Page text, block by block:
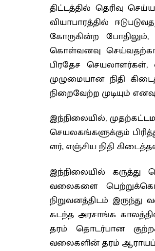
திட்டத்தில் தெரிவு
வியாபாரத்தில்
கோருகின்ற
கொள்வனவு
பிரதேச செயலாளர்கள்,
முழுமையான நிதி
நிறைவேற்ற முடியும்
இந்நிலையில்,
செயலகங்களுக்கும்
ளர், எஞ்சிய நிதி
இந்நிலையில்
வலைகளை
நிறுவனத்திடம்
கடந்த அரசாங்க
தரம் தொடர்பான
வலைகளின் தரம்